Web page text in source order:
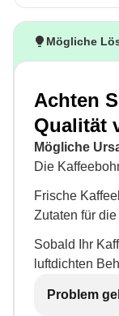
Mögliche
Achten
Qualität
Mögliche
Die
Frische
Zutaten für
Sobald Ihr
luftdichten
Problem